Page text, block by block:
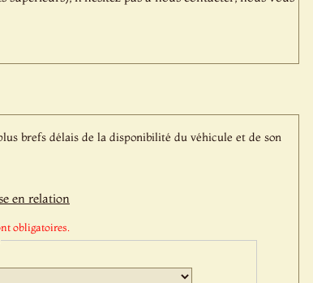
brefs délais de la disponibilité du véhicule et de son
en relation
obligatoires.